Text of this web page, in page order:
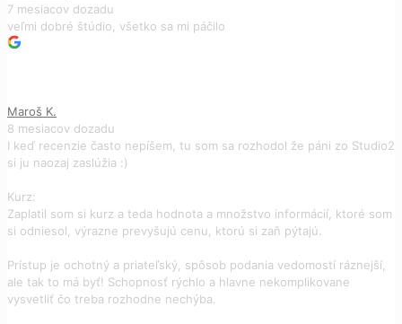
7 mesiacov dozadu
veľmi dobré štúdio, všetko sa mi páčilo
Maroš K.
8 mesiacov dozadu
I keď recenzie často nepíšem, tu som sa rozhodol že páni zo Studio2
si ju naozaj zaslúžia :)
Kurz:
Zaplatil som si kurz a teda hodnota a množstvo informácií, ktoré som
si odniesol, výrazne prevyšujú cenu, ktorú si zaň pýtajú.
Prístup je ochotný a priateľský, spôsob podania vedomostí ráznejší,
ale tak to má byť! Schopnosť rýchlo a hlavne nekomplikovane
vysvetliť čo treba rozhodne nechýba.